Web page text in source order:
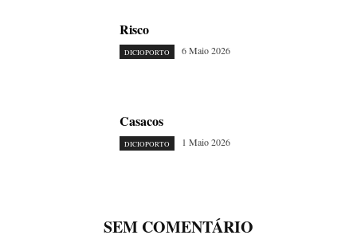
Risco
DICIOPORTO 6 Maio 2026
Casacos
DICIOPORTO 1 Maio 2026
SEM COMENTÁRIO